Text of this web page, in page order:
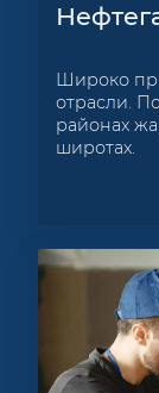
Широко
отрасли.
районах
широтах.